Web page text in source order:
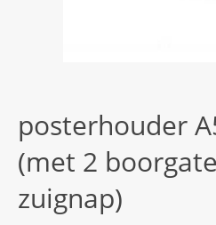
posterhouder
(met 2
zuignap)